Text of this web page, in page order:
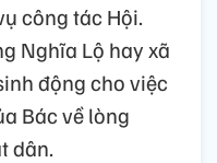
công tác Hội.
Nghĩa Lộ hay xã
động cho việc
Bác về lòng
dân.